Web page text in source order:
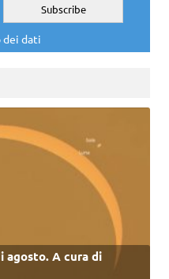
dei dati
agosto. A cura di